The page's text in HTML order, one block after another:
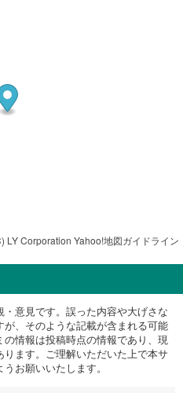
LY Corporation Yahoo!地図ガイドライン
意見です。誤った内容や大げさな
、そのような記載が含まれる可能
情報は投稿時点の情報であり、現
ます。ご理解いただいた上で本サ
お願いいたします。